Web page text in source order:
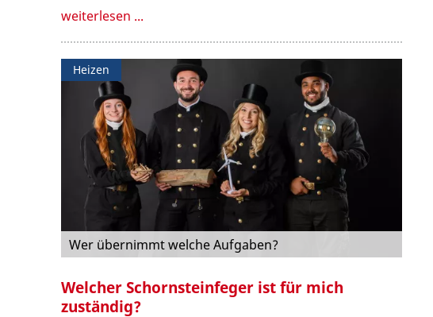
weiterlesen ...
Heizen
Wer übernimmt welche Aufgaben?
Welcher Schornsteinfeger ist für mich
zuständig?